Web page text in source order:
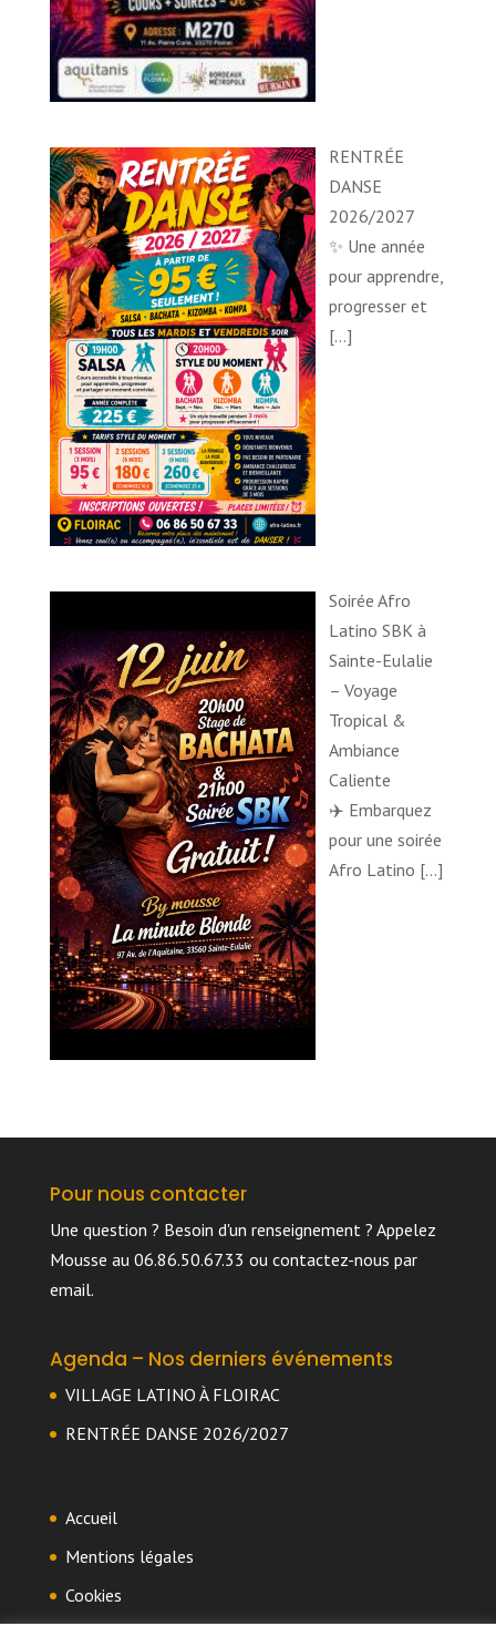
RENTRÉE
DANSE
2026/2027
✨ Une année
pour apprendre,
progresser et
[…]
Soirée Afro
Latino SBK à
Sainte-Eulalie
– Voyage
Tropical &
Ambiance
Caliente
✈️ Embarquez
pour une soirée
Afro Latino […]
Pour nous contacter
Une question ? Besoin d'un renseignement ? Appelez
Mousse au 06.86.50.67.33 ou contactez-nous par
email.
Agenda – Nos derniers événements
VILLAGE LATINO À FLOIRAC
RENTRÉE DANSE 2026/2027
Accueil
Mentions légales
Cookies